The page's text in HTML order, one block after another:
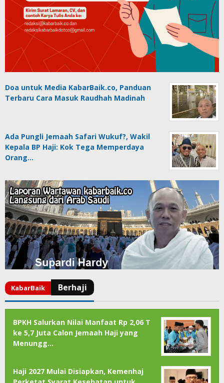
Doa untuk Media KabarBaik.co, Panduan
Terbaru Cara Masuk Raudhah Madinah
Ada Pungli Jemaah Safari Wukuf?, Wakil
Kepala BP Haji: Kok Tega Memperdaya
Orang…
BPKH Salurkan Nilai Manfaat Rp 2,06 T
ke 5,7 Juta Calon Jemaah Haji yang
Menungg…
Haji 2027 Mulai Disiapkan, Kemenhaj